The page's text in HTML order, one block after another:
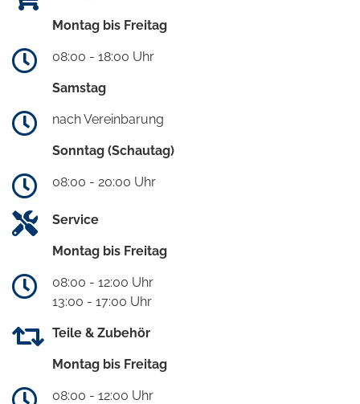
Montag bis Freitag
08:00 - 18:00 Uhr
Samstag
nach Vereinbarung
Sonntag (Schautag)
08:00 - 20:00 Uhr
Service
Montag bis Freitag
08:00 - 12:00 Uhr
13:00 - 17:00 Uhr
Teile & Zubehör
Montag bis Freitag
08:00 - 12:00 Uhr